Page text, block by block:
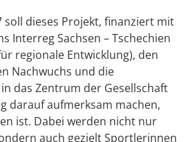
soll dieses Projekt, finanziert mit
Interreg Sachsen – Tschechien
regionale Entwicklung), den
Nachwuchs und die
das Zentrum der Gesellschaft
darauf aufmerksam machen,
ist. Dabei werden nicht nur
auch gezielt Sportlerinnen